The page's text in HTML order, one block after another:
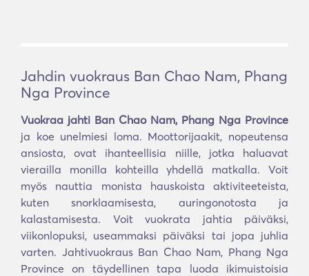
Jahdin vuokraus Ban Chao Nam, Phang
Nga Province
Vuokraa jahti Ban Chao Nam, Phang Nga Province
ja koe unelmiesi loma. Moottorijaakit, nopeutensa
ansiosta, ovat ihanteellisia niille, jotka haluavat
vierailla monilla kohteilla yhdellä matkalla. Voit
myös nauttia monista hauskoista aktiviteeteista,
kuten snorklaamisesta, auringonotosta ja
kalastamisesta. Voit vuokrata jahtia päiväksi,
viikonlopuksi, useammaksi päiväksi tai jopa juhlia
varten. Jahtivuokraus Ban Chao Nam, Phang Nga
Province on täydellinen tapa luoda ikimuistoisia